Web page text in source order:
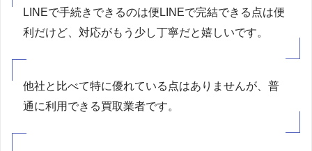
LINEで手続きできるのは便LINEで完結できる点は便
利だけど、対応がもう少し丁寧だと嬉しいです。
他社と比べて特に優れている点はありませんが、普
通に利用できる買取業者です。